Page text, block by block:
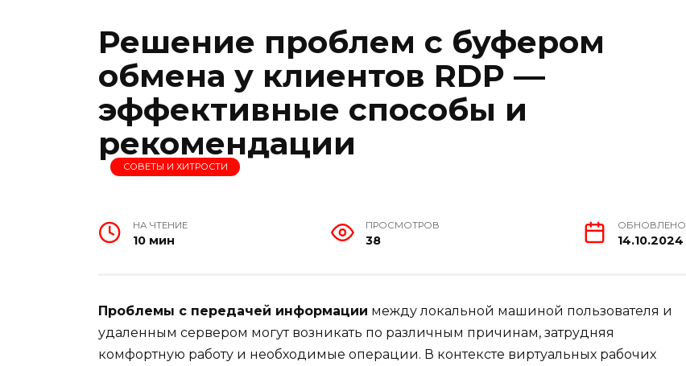
Решение проблем с буфером
обмена у клиентов RDP —
эффективные способы и
рекомендации
СОВЕТЫ И ХИТРОСТИ
НА ЧТЕНИЕ
10 мин
ПРОСМОТРОВ
38
ОБНОВЛЕНО
14.10.2024
Проблемы с передачей информации между локальной машиной пользователя и
удаленным сервером могут возникать по различным причинам, затрудняя
комфортную работу и необходимые операции. В контексте виртуальных рабочих